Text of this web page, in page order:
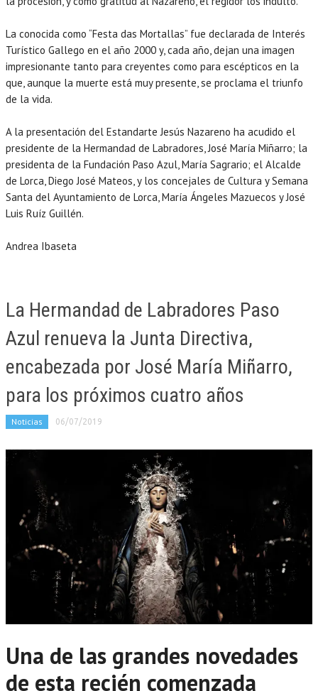
La conocida como “Festa das Mortallas” fue declarada de Interés
Turístico Gallego en el año 2000 y, cada año, dejan una imagen
impresionante tanto para creyentes como para escépticos en la
que, aunque la muerte está muy presente, se proclama el triunfo
de la vida.
A la presentación del Estandarte Jesús Nazareno ha acudido el
presidente de la Hermandad de Labradores, José María Miñarro; la
presidenta de la Fundación Paso Azul, María Sagrario; el Alcalde
de Lorca, Diego José Mateos, y los concejales de Cultura y Semana
Santa del Ayuntamiento de Lorca, María Ángeles Mazuecos y José
Luis Ruíz Guillén.
Andrea Ibaseta
La Hermandad de Labradores Paso
Azul renueva la Junta Directiva,
encabezada por José María Miñarro,
para los próximos cuatro años
Noticias 06/07/2019
Una de las grandes novedades
de esta recién comenzada